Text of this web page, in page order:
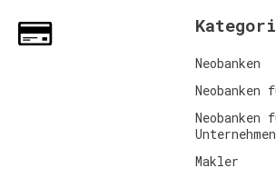
Neobanken
Neobanken
Neobanken
Unternehmen
Makler